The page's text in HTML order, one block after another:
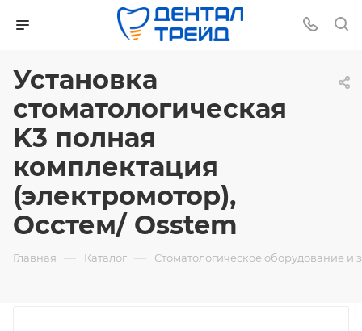
Установка
стоматологическая
K3 полная
комплектация
(электромотор),
Осстем/ Osstem
Главная — Каталог — Стоматологическое оборудование и